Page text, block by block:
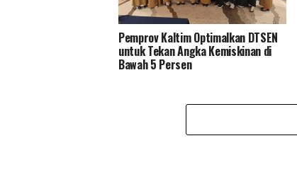
Pemprov Kaltim Optimalkan DTSEN
untuk Tekan Angka Kemiskinan di
Bawah 5 Persen